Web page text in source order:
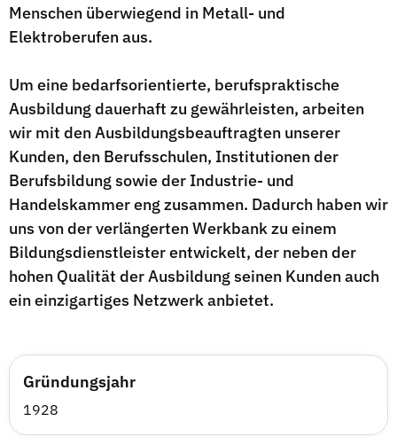
Menschen überwiegend in Metall- und
Elektroberufen aus.
Um eine bedarfsorientierte, berufspraktische
Ausbildung dauerhaft zu gewährleisten, arbeiten
wir mit den Ausbildungsbeauftragten unserer
Kunden, den Berufsschulen, Institutionen der
Berufsbildung sowie der Industrie- und
Handelskammer eng zusammen. Dadurch haben wir
uns von der verlängerten Werkbank zu einem
Bildungsdienstleister entwickelt, der neben der
hohen Qualität der Ausbildung seinen Kunden auch
ein einzigartiges Netzwerk anbietet.
Gründungsjahr
1928